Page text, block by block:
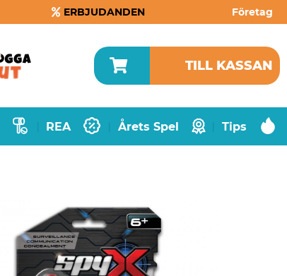
ERBJUDANDEN Företag
TILL KASSAN
REA Årets Spel Tips